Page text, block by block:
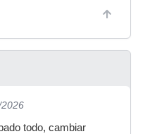
todo, cambiar